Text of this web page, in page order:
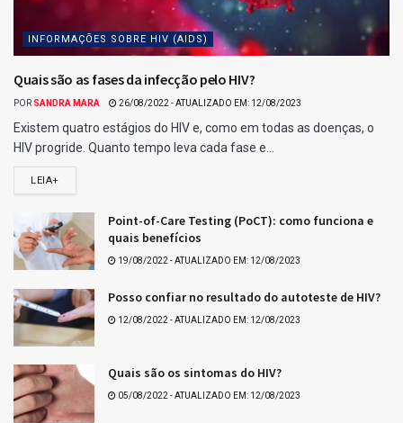
INFORMAÇÕES SOBRE HIV (AIDS)
Quais são as fases da infecção pelo HIV?
POR SANDRA MARA 26/08/2022 - ATUALIZADO EM: 12/08/2023
Existem quatro estágios do HIV e, como em todas as doenças, o
HIV progride. Quanto tempo leva cada fase e...
LEIA+
Point-of-Care Testing (PoCT): como funciona e
quais benefícios
19/08/2022 - ATUALIZADO EM: 12/08/2023
Posso confiar no resultado do autoteste de HIV?
12/08/2022 - ATUALIZADO EM: 12/08/2023
Quais são os sintomas do HIV?
05/08/2022 - ATUALIZADO EM: 12/08/2023